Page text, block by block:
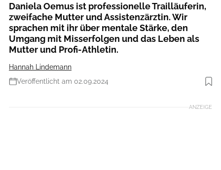
Daniela Oemus ist professionelle Trailläuferin,
zweifache Mutter und Assistenzärztin. Wir
sprachen mit ihr über mentale Stärke, den
Umgang mit Misserfolgen und das Leben als
Mutter und Profi-Athletin.
Hannah Lindemann
Veröffentlicht am 02.09.2024
Foto: the.adventure.bakery
ANZEIGE